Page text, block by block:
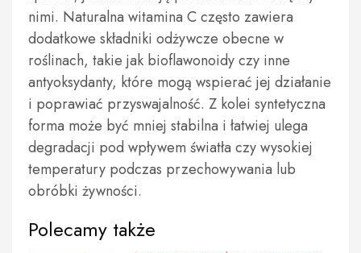
nimi. Naturalna witamina C często zawiera
dodatkowe składniki odżywcze obecne w
roślinach, takie jak bioflawonoidy czy inne
antyoksydanty, które mogą wspierać jej działanie
i poprawiać przyswajalność. Z kolei syntetyczna
forma może być mniej stabilna i łatwiej ulega
degradacji pod wpływem światła czy wysokiej
temperatury podczas przechowywania lub
obróbki żywności.
Polecamy także